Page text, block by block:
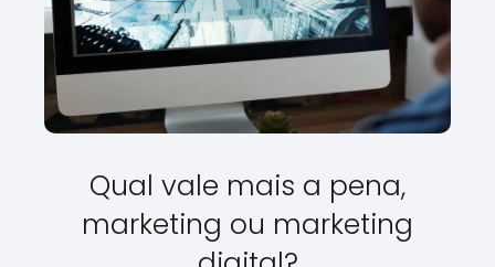
Qual vale mais a pena,
marketing ou marketing